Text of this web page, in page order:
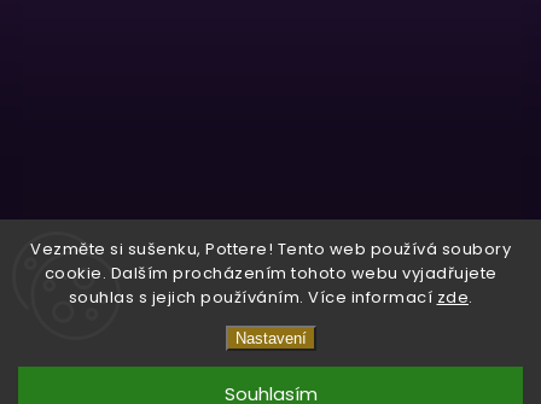
Vezměte si sušenku, Pottere! Tento web používá soubory
cookie. Dalším procházením tohoto webu vyjadřujete
souhlas s jejich používáním. Více informací zde.
Nastavení
Souhlasím
Sledovat na Instagramu
Copyright 2026Wizardo. Všechna práva vyhrazena.
| DesignShoptak.cz.